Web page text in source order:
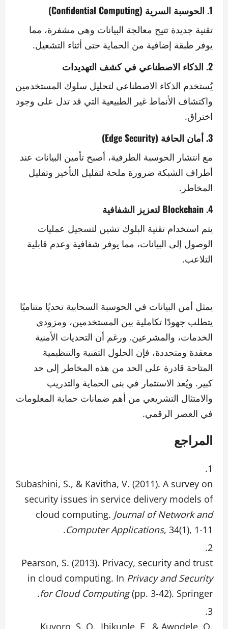
1. الحوسبة السرية (Confidential Computing)
تقنية جديدة تتيح معالجة البيانات وهي مشفرة، مما
يوفر طبقة إضافية من الحماية حتى أثناء التشغيل.
2. الذكاء الاصطناعي في كشف التهديدات
يُستخدم الذكاء الاصطناعي لتحليل سلوك المستخدمين
واكتشاف الأنماط غير الطبيعية التي قد تدل على وجود
اختراق.
3. أمان الحافة (Edge Security)
مع انتشار الحوسبة الطرفية، أصبح تأمين البيانات عند
أطراف الشبكة ضرورة ملحة لتقليل التأخير وتقليل
المخاطر.
4. Blockchain لتعزيز الشفافية
يتم استخدام تقنية البلوك تشين لتسجيل عمليات
الوصول إلى البيانات، مما يوفر شفافية وعدم قابلية
التلاعب.
يمثل أمن البيانات في الحوسبة السحابية تحديًا متناميًا
يتطلب جهودًا تكاملية بين المستخدمين، ومزودي
الخدمات، والمشرعين. ورغم أن التحديات الأمنية
معقدة ومتجددة، فإن الحلول التقنية والتنظيمية
المتاحة قادرة على الحد من هذه المخاطر إلى حد
كبير. ويُعد الاستثمار في بنى الحماية والتدريب
والامتثال التشريعي من أهم ضمانات حماية المعلومات
في العصر الرقمي.
المراجع
Subashini, S., & Kavitha, V. (2011). A survey on
security issues in service delivery models of
cloud computing. Journal of Network and
Computer Applications, 34(1), 1-11.
Pearson, S. (2013). Privacy, security and trust
in cloud computing. In Privacy and Security
for Cloud Computing(pp. 3-42). Springer.
Kuyoro, S. O., Ibikunle, F., & Awodele, O.